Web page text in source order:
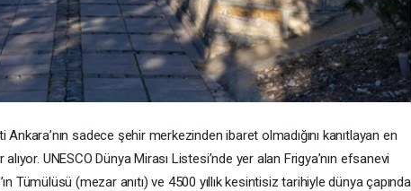
sadece şehir merkezinden ibaret olmadığını kanıtlayan en
UNESCO Dünya Mirası Listesi’nde yer alan Frigya’nın efsanevi
Tümülüsü (mezar anıtı) ve 4500 yıllık kesintisiz tarihiyle dünya çapında